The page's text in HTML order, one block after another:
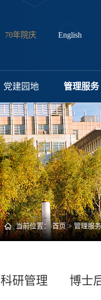
70年院庆 English
党建园地 管理服务
当前位置：首页>管理服务
科研管理 博士